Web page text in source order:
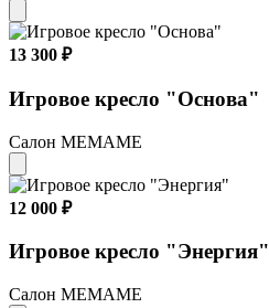
13 300 ₽
Игровое кресло "Основа"
Салон МЕМАМЕ
12 000 ₽
Игровое кресло "Энергия"
Салон МЕМАМЕ